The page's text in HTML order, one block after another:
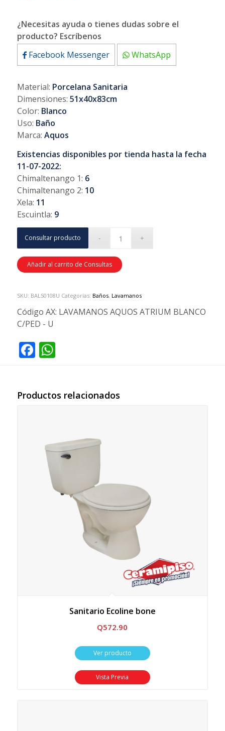
¿Necesitas ayuda o tienes dudas sobre el
producto? Escríbenos
Facebook Messenger
WhatsApp
Material: Porcelana Sanitaria
Dimensiones: 51x40x83cm
Color: Blanco
Uso: Baño
Marca: Aquos
Existencias disponibles por tienda hasta la fecha
11-07-2022:
Chimaltenango 1: 6
Chimaltenango 2: 10
Xela: 11
Escuintla: 9
Consultar producto
Añadir al carrito de Consultas
SKU: BALS0108U Categorías: Baños, Lavamanos
Código AX: LAVAMANOS AQUOS ATRIUM BLANCO
C/PED - U
Facebook
WhatsApp
Productos relacionados
Sanitario Ecoline bone
Q572.90
Ver producto
Vista Previa